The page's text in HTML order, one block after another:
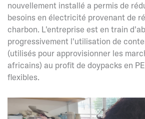
nouvellement installé a permis de
besoins en électricité provenant de
charbon. L'entreprise est en train
progressivement l'utilisation de
(utilisés pour approvisionner les
africains) au profit de doypacks en
flexibles.